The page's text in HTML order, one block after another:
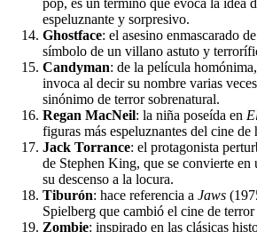
pop, es un término que evoca la idea
espeluznante y sorpresivo.
Ghostface: el asesino enmascarado
símbolo de un villano astuto y
Candyman: de la película
invoca al decir su nombre varias
sinónimo de terror sobrenatural.
Regan MacNeil: la niña poseída en
figuras más espeluznantes del cine de
Jack Torrance: el protagonista
de Stephen King, que se convierte
su descenso a la locura.
Tiburón: hace referencia a Jaws
Spielberg que cambió el cine de terror
Zombie: inspirado en las clásicas